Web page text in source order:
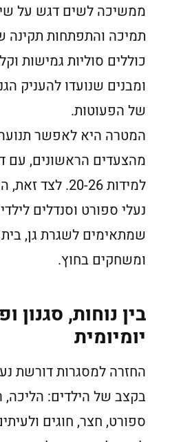
ממשיכה לשים דגש על
תמיכה והתפתחות תקינה
כוללים סוליות גמישות
ומבנים שנועדו להעניק
של הפעוטות.
המטרה היא לאפשר
מהצעדים הראשונים, עם
למידות 20-26.
נעלי ספורט וסנדלים
שמתאימים לשגרת גן,
ומשחקים בחוץ.
בין נוחות, סגנון
יומיומית
החזרה למסגרות דורשת
בקצב של הילדים:
ספורט, חצר, חוגים